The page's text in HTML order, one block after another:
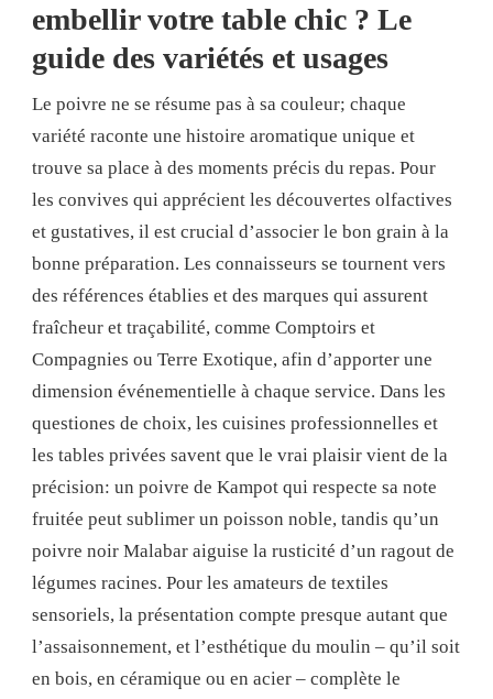
embellir votre table chic ? Le
guide des variétés et usages
Le poivre ne se résume pas à sa couleur; chaque
variété raconte une histoire aromatique unique et
trouve sa place à des moments précis du repas. Pour
les convives qui apprécient les découvertes olfactives
et gustatives, il est crucial d’associer le bon grain à la
bonne préparation. Les connaisseurs se tournent vers
des références établies et des marques qui assurent
fraîcheur et traçabilité, comme Comptoirs et
Compagnies ou Terre Exotique, afin d’apporter une
dimension événementielle à chaque service. Dans les
questiones de choix, les cuisines professionnelles et
les tables privées savent que le vrai plaisir vient de la
précision: un poivre de Kampot qui respecte sa note
fruitée peut sublimer un poisson noble, tandis qu’un
poivre noir Malabar aiguise la rusticité d’un ragout de
légumes racines. Pour les amateurs de textiles
sensoriels, la présentation compte presque autant que
l’assaisonnement, et l’esthétique du moulin – qu’il soit
en bois, en céramique ou en acier – complète le